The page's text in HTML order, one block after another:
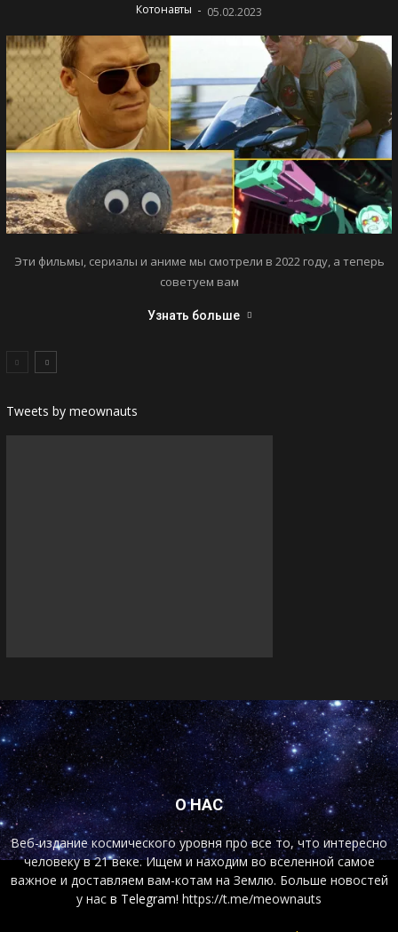
Котонавты - 05.02.2023
Эти фильмы, сериалы и аниме мы смотрели в 2022 году, а теперь
советуем вам
Узнать больше
Tweets by meownauts
О НАС
Веб-издание космического уровня про все то, что интересно
человеку в 21 веке. Ищем и находим во вселенной самое
важное и доставляем вам-котам на Землю. Больше новостей
у нас в Telegram! https://t.me/meownauts